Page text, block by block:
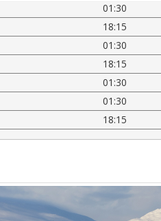
01:30
18:15
01:30
18:15
01:30
01:30
18:15